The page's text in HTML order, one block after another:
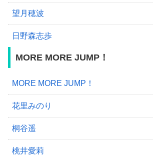
望月穂波
日野森志歩
MORE MORE JUMP！
MORE MORE JUMP！
花里みのり
桐谷遥
桃井愛莉